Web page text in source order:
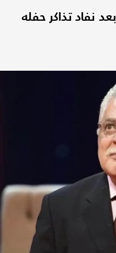
نفاد تذاكر حفله